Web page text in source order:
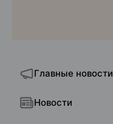
Главные новости
Новости